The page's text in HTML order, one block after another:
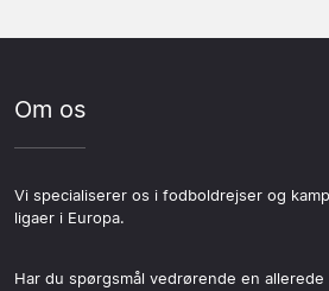
Om os
Vi specialiserer os i fodboldrejser og
ligaer i Europa.
Har du spørgsmål vedrørende en